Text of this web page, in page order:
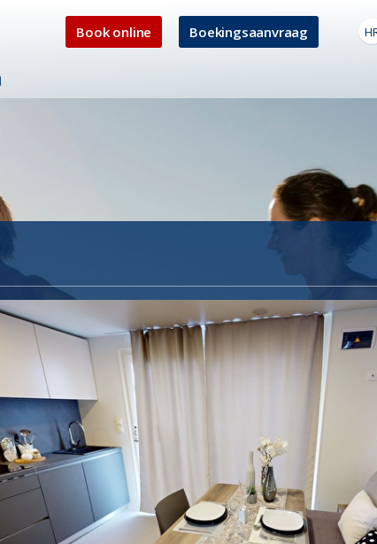
Book online Boekingsaanvraag